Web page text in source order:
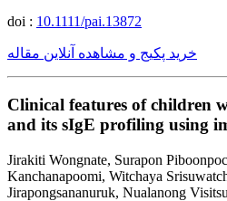
doi : 10.1111/pai.13872
خرید پکیج و مشاهده آنلاین مقاله
Clinical features of children
and its sIgE profiling using
Jirakiti Wongnate, Surapon
Kanchanapoomi, Witchaya
Jirapongsananuruk, Nualanong